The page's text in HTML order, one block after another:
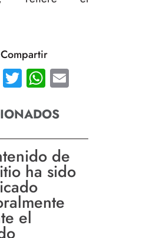
Compartir
Facebook
TwitterWhatsApp
de
ha sido
el